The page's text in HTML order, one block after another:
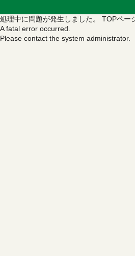
処理中に問題が発生しました。 TOPペー
A fatal error occurred.
Please contact the system administrator.